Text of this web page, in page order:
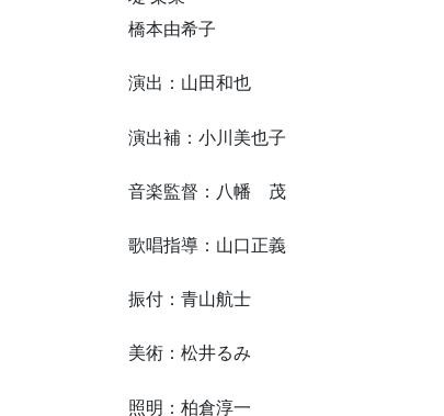
橋本由希子
演出：山田和也
演出補：小川美也子
音楽監督：八幡 茂
歌唱指導：山口正義
振付：青山航士
美術：松井るみ
照明：柏倉淳一